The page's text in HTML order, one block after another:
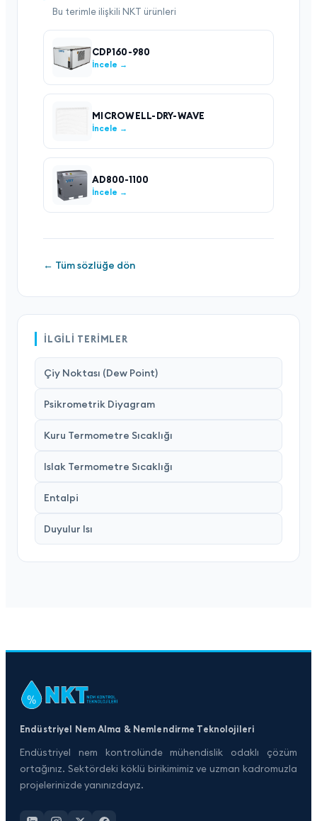
Bu terimle ilişkili NKT ürünleri
CDP160-980
İncele →
MICROWELL-DRY-WAVE
İncele →
AD800-1100
İncele →
← Tüm sözlüğe dön
İLGILI TERIMLER
Çiy Noktası (Dew Point)
Psikrometrik Diyagram
Kuru Termometre Sıcaklığı
Islak Termometre Sıcaklığı
Entalpi
Duyulur Isı
Endüstriyel Nem Alma & Nemlendirme Teknolojileri
Endüstriyel nem kontrolünde mühendislik odaklı çözüm
ortağınız. Sektördeki köklü birikimimiz ve uzman kadromuzla
projelerinizde yanınızdayız.